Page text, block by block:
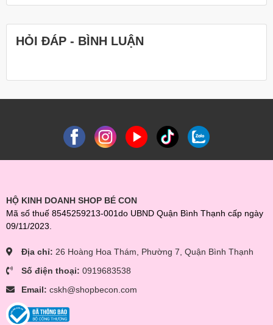
HỎI ĐÁP - BÌNH LUẬN
HỘ KINH DOANH SHOP BÉ CON
Mã số thuế 8545259213-001do UBND Quận Bình Thạnh cấp ngày
09/11/2023.
Địa chỉ: 26 Hoàng Hoa Thám, Phường 7, Quận Bình Thạnh
Số điện thoại: 0919683538
Email: cskh@shopbecon.com